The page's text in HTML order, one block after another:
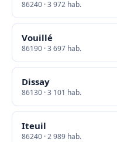
86240 · 3 972 hab.
Vouillé
86190 · 3 697 hab.
Dissay
86130 · 3 101 hab.
Iteuil
86240 · 2 989 hab.